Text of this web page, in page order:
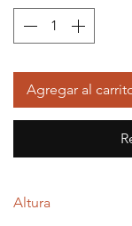
Agregar al
Altura